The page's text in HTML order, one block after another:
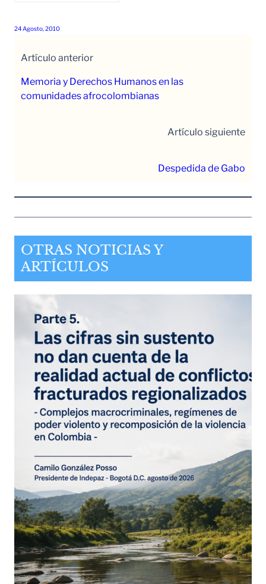
24 Agosto, 2010
Artículo anterior
Memoria y Derechos Humanos en las
comunidades afrocolombianas
Artículo siguiente
Despedida de Gabo
OTRAS NOTICIAS Y
ARTÍCULOS